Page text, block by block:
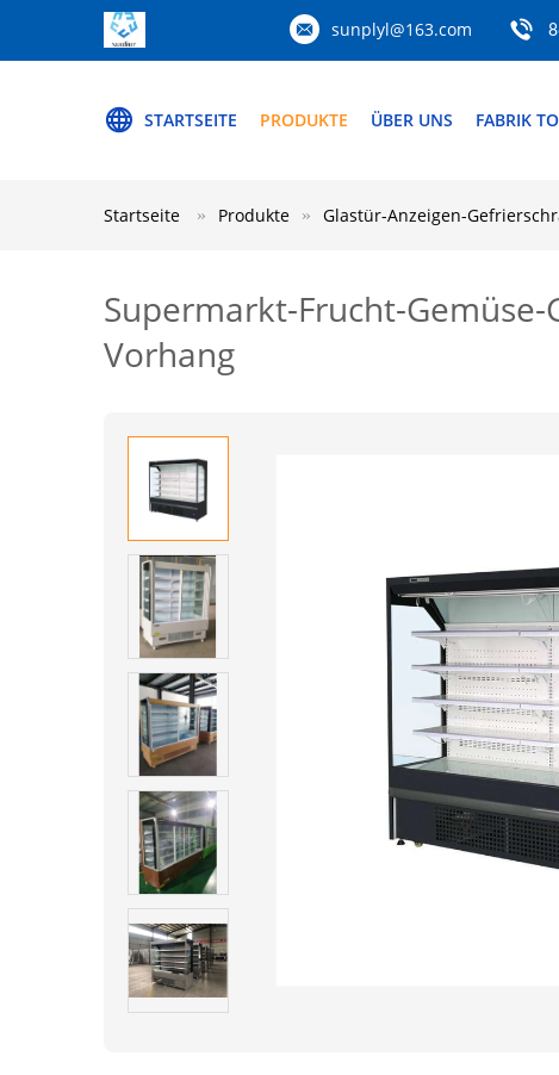
sunplyl@163.com
STARTSEITE PRODUKTE ÜBER UNS FABRIK
Startseite Produkte Glastür-Anzeigen-
Supermarkt-Frucht-
Vorhang